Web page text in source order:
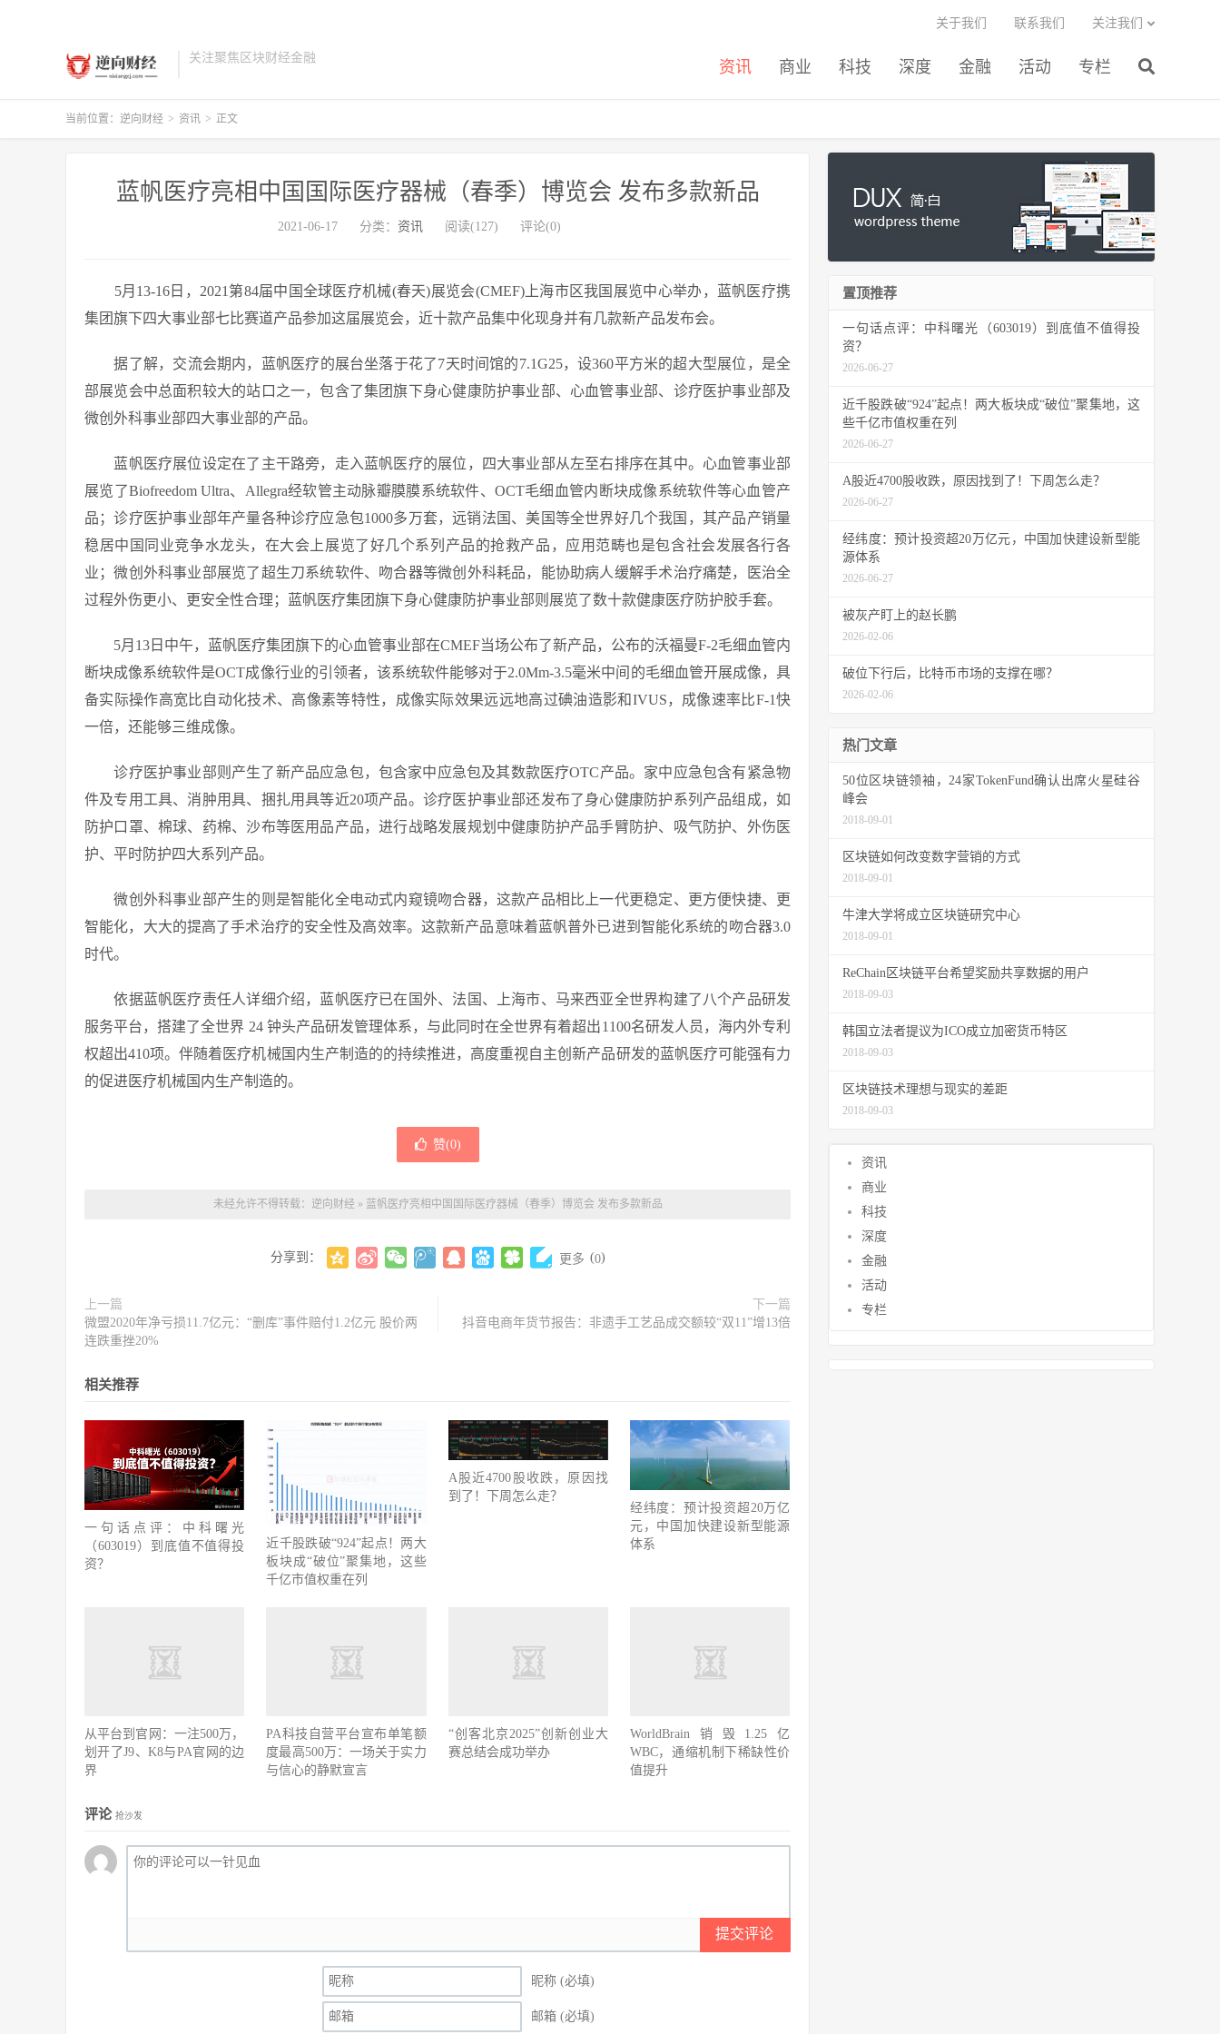
关注聚焦区块财经金融
资讯 商业 科技 深度 金融 活动 专栏
关于我们 联系我们 关注我们
当前位置： 逆向财经 > 资讯 > 正文
蓝帆医疗亮相中国国际医疗器械（春季）博览会 发布多款新品
2021-06-17 分类： 资讯 阅读(127) 评论(0)
5月13-16日，2021第84届中国全球医疗机械(春天)展览会(CMEF)上海市区我国展览中心举办，蓝帆医疗携
集团旗下四大事业部七比赛道产品参加这届展览会，近十款产品集中化现身并有几款新产品发布会。
据了解，交流会期内，蓝帆医疗的展台坐落于花了7天时间馆的7.1G25，设360平方米的超大型展位，是全
部展览会中总面积较大的站口之一，包含了集团旗下身心健康防护事业部、心血管事业部、诊疗医护事业部及
微创外科事业部四大事业部的产品。
蓝帆医疗展位设定在了主干路旁，走入蓝帆医疗的展位，四大事业部从左至右排序在其中。心血管事业部
展览了Biofreedom Ultra、Allegra经软管主动脉瓣膜膜系统软件、OCT毛细血管内断块成像系统软件等心血管产
品；诊疗医护事业部年产量各种诊疗应急包1000多万套，远销法国、美国等全世界好几个我国，其产品产销量
稳居中国同业竞争水龙头，在大会上展览了好几个系列产品的抢救产品，应用范畴也是包含社会发展各行各
业；微创外科事业部展览了超生刀系统软件、吻合器等微创外科耗品，能协助病人缓解手术治疗痛楚，医治全
过程外伤更小、更安全性合理；蓝帆医疗集团旗下身心健康防护事业部则展览了数十款健康医疗防护胶手套。
5月13日中午，蓝帆医疗集团旗下的心血管事业部在CMEF当场公布了新产品，公布的沃福曼F-2毛细血管内
断块成像系统软件是OCT成像行业的引领者，该系统软件能够对于2.0Mm-3.5毫米中间的毛细血管开展成像，具
备实际操作高宽比自动化技术、高像素等特性，成像实际效果远远地高过碘油造影和IVUS，成像速率比F-1快
一倍，还能够三维成像。
诊疗医护事业部则产生了新产品应急包，包含家中应急包及其数款医疗OTC产品。家中应急包含有紧急物
件及专用工具、消肿用具、捆扎用具等近20项产品。诊疗医护事业部还发布了身心健康防护系列产品组成，如
防护口罩、棉球、药棉、沙布等医用品产品，进行战略发展规划中健康防护产品手臂防护、吸气防护、外伤医
护、平时防护四大系列产品。
微创外科事业部产生的则是智能化全电动式内窥镜吻合器，这款产品相比上一代更稳定、更方便快捷、更
智能化，大大的提高了手术治疗的安全性及高效率。这款新产品意味着蓝帆普外已进到智能化系统的吻合器3.0
时代。
依据蓝帆医疗责任人详细介绍，蓝帆医疗已在国外、法国、上海市、马来西亚全世界构建了八个产品研发
服务平台，搭建了全世界 24 钟头产品研发管理体系，与此同时在全世界有着超出1100名研发人员，海内外专利
权超出410项。伴随着医疗机械国内生产制造的的持续推进，高度重视自主创新产品研发的蓝帆医疗可能强有力
的促进医疗机械国内生产制造的。
赞(0)
未经允许不得转载： 逆向财经 » 蓝帆医疗亮相中国国际医疗器械（春季）博览会 发布多款新品
分享到： 更多 (0)
上一篇
微盟2020年净亏损11.7亿元：“删库”事件赔付1.2亿元 股价两
连跌重挫20%
下一篇
抖音电商年货节报告：非遗手工艺品成交额较“双11”增13倍
相关推荐
一句话点评：中科曙光
（603019）到底值不值得投
资？
近千股跌破“924”起点！两大
板块成“破位”聚集地，这些
千亿市值权重在列
A股近4700股收跌，原因找
到了！下周怎么走？
经纬度：预计投资超20万亿
元，中国加快建设新型能源
体系
从平台到官网：一注500万，
划开了J9、K8与PA官网的边
界
PA科技自营平台宣布单笔额
度最高500万：一场关于实力
与信心的静默宣言
“创客北京2025”创新创业大
赛总结会成功举办
WorldBrain销毁1.25亿
WBC，通缩机制下稀缺性价
值提升
评论 抢沙发
提交评论
昵称 (必填)
邮箱 (必填)
置顶推荐
一句话点评：中科曙光（603019）到底值不值得投
资？
2026-06-27
近千股跌破“924”起点！两大板块成“破位”聚集地，这
些千亿市值权重在列
2026-06-27
A股近4700股收跌，原因找到了！下周怎么走？
2026-06-27
经纬度：预计投资超20万亿元，中国加快建设新型能
源体系
2026-06-27
被灰产盯上的赵长鹏
2026-02-06
破位下行后，比特币市场的支撑在哪？
2026-02-06
热门文章
50位区块链领袖，24家TokenFund确认出席火星硅谷
峰会
2018-09-01
区块链如何改变数字营销的方式
2018-09-01
牛津大学将成立区块链研究中心
2018-09-01
ReChain区块链平台希望奖励共享数据的用户
2018-09-03
韩国立法者提议为ICO成立加密货币特区
2018-09-03
区块链技术理想与现实的差距
2018-09-03
资讯
商业
科技
深度
金融
活动
专栏